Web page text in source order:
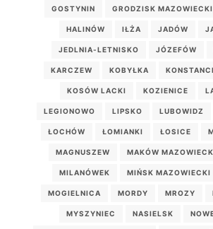
GOSTYNIN GRODZISK MAZOWIECKI
HALINÓW IŁŻA JADÓW
JEDLNIA-LETNISKO JÓZEFÓW
KARCZEW KOBYŁKA
KOSÓW LACKI KOZIENICE
LEGIONOWO LIPSKO LUBOWIDZ
ŁOCHÓW ŁOMIANKI ŁOSICE
MAGNUSZEW MAKÓW
MILANÓWEK MIŃSK MAZOWIECKI
MOGIELNICA MORDY MROZY
MYSZYNIEC NASIELSK